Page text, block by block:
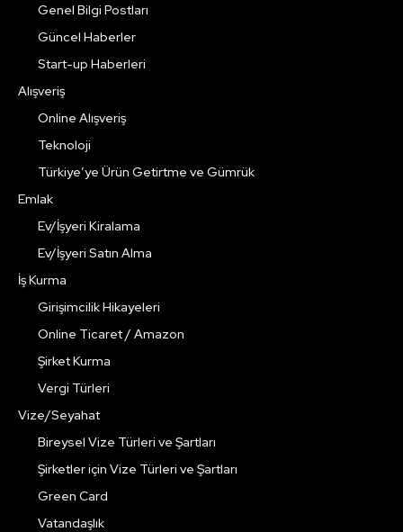
Genel Bilgi Postları
Güncel Haberler
Start-up Haberleri
Alışveriş
Online Alışveriş
Teknoloji
Türkiye’ye Ürün Getirtme ve Gümrük
Emlak
Ev/İşyeri Kiralama
Ev/İşyeri Satın Alma
İş Kurma
Girişimcilik Hikayeleri
Online Ticaret / Amazon
Şirket Kurma
Vergi Türleri
Vize/Seyahat
Bireysel Vize Türleri ve Şartları
Şirketler için Vize Türleri ve Şartları
Green Card
Vatandaşlık